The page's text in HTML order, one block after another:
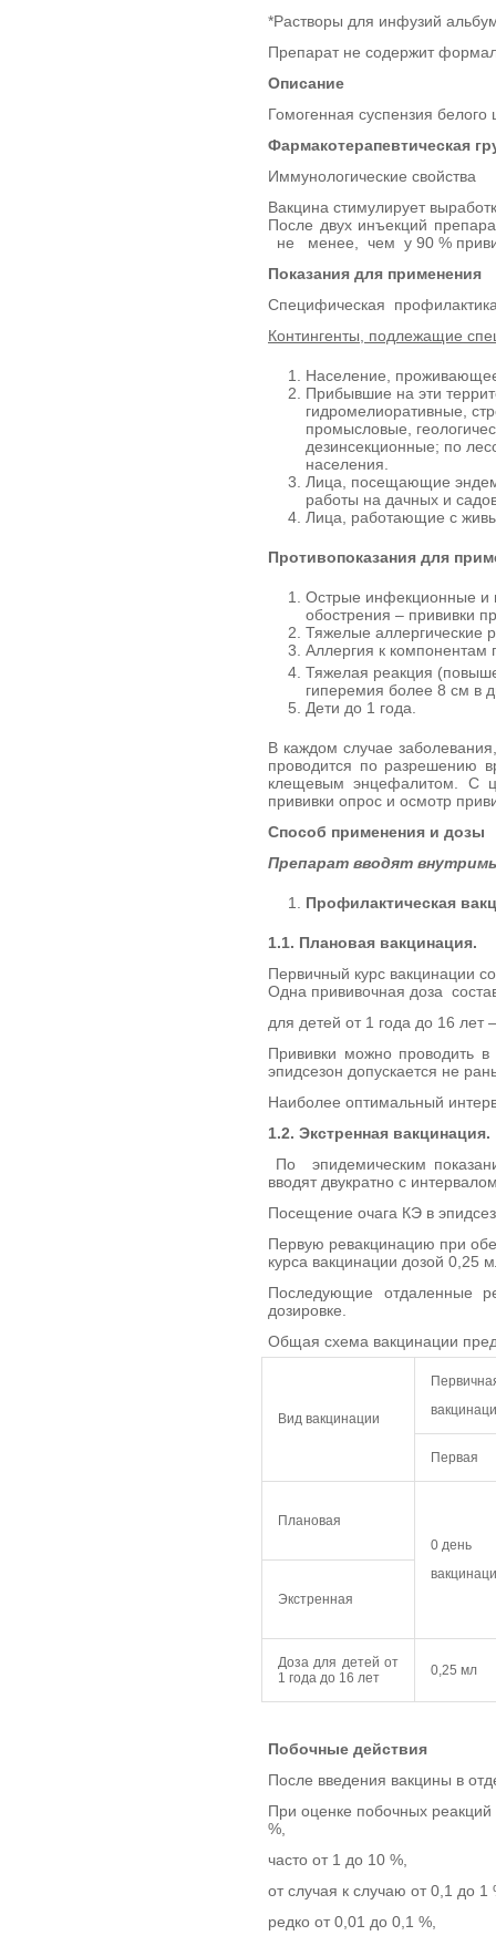
*Растворы для инфузий
Препарат не содержит
Описание
Гомогенная суспензия
Фармакотерапевтическая
Иммунологические свойства
Вакцина стимулирует
После двух инъекций
не менее, чем у 90 %
Показания для применения
Специфическая
Контингенты, подлежащие
Население,
Прибывшие на эти
гидромелиоративные,
промысловые,
дезинсекционные; по
населения.
Лица, посещающие
работы на дачных и
Лица, работающие с
Противопоказания для
Острые инфекционные и
обострения – прививки
Тяжелые аллергические
Аллергия к компонентам
Тяжелая реакция
гиперемия более 8 см в
Дети до 1 года.
В каждом случае
проводится по разрешению
клещевым энцефалитом. С
прививки опрос и осмотр
Способ применения и дозы
Препарат вводят
Профилактическая
1.1. Плановая вакцинация.
Первичный курс вакцинации
Одна прививочная доза
для детей от 1 года до 16 лет
Прививки можно проводить
эпидсезон допускается не
Наиболее оптимальный
1.2. Экстренная вакцинация.
По эпидемическим
вводят двукратно с
Посещение очага КЭ в
Первую ревакцинацию при
курса вакцинации дозой 0,25
Последующие отдаленные
дозировке.
Общая схема вакцинации
Вид вакцинации
Первая
Плановая
0 день
Экстренная
Доза для детей от
1 года до 16 лет
0,25 мл
Побочные действия
После введения вакцины в
При оценке побочных
%,
часто от 1 до 10 %,
от случая к случаю от 0,1 до 1
редко от 0,01 до 0,1 %,